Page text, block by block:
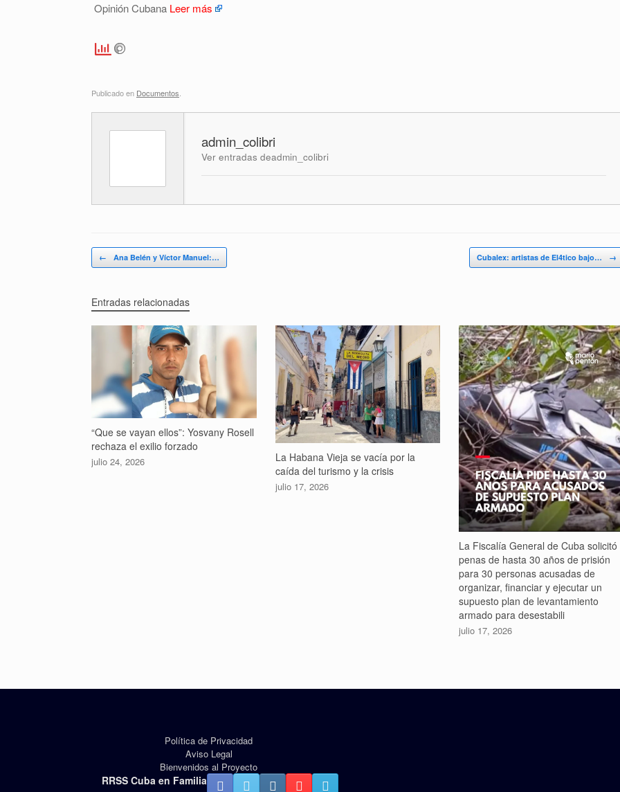
Opinión Cubana Leer más
Publicado en Documentos
admin_colibri
Ver entradas deadmin_colibri
Navegador de artículos
← Ana Belén y Víctor Manuel:… Cubalex: artistas de El4tico bajo… →
Entradas relacionadas
“Que se vayan ellos”: Yosvany Rosell
rechaza el exilio forzado
julio 24, 2026
La Habana Vieja se vacía por la
caída del turismo y la crisis
julio 17, 2026
La Fiscalía General de Cuba solicitó
penas de hasta 30 años de prisión
para 30 personas acusadas de
organizar, financiar y ejecutar un
supuesto plan de levantamiento
armado para desestabili
julio 17, 2026
Política de Privacidad
Aviso Legal
Bienvenidos al Proyecto
RRSS Cuba en Familia